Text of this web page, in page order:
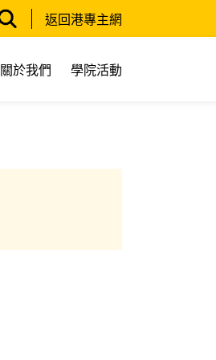
返回港專主網
關於我們 學院活動